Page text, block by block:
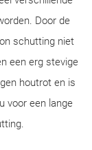
Door de
schutting niet
een erg stevige
houtrot en is
voor een lange